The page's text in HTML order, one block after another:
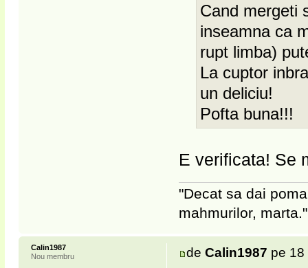
Cand mergeti
inseamna ca
rupt limba)
La cuptor
un deliciu!
Pofta buna!!!
E verificata! Se
"Decat sa dai
mahmurilor,
deCalin1987 pe
Calin1987
Nou membru